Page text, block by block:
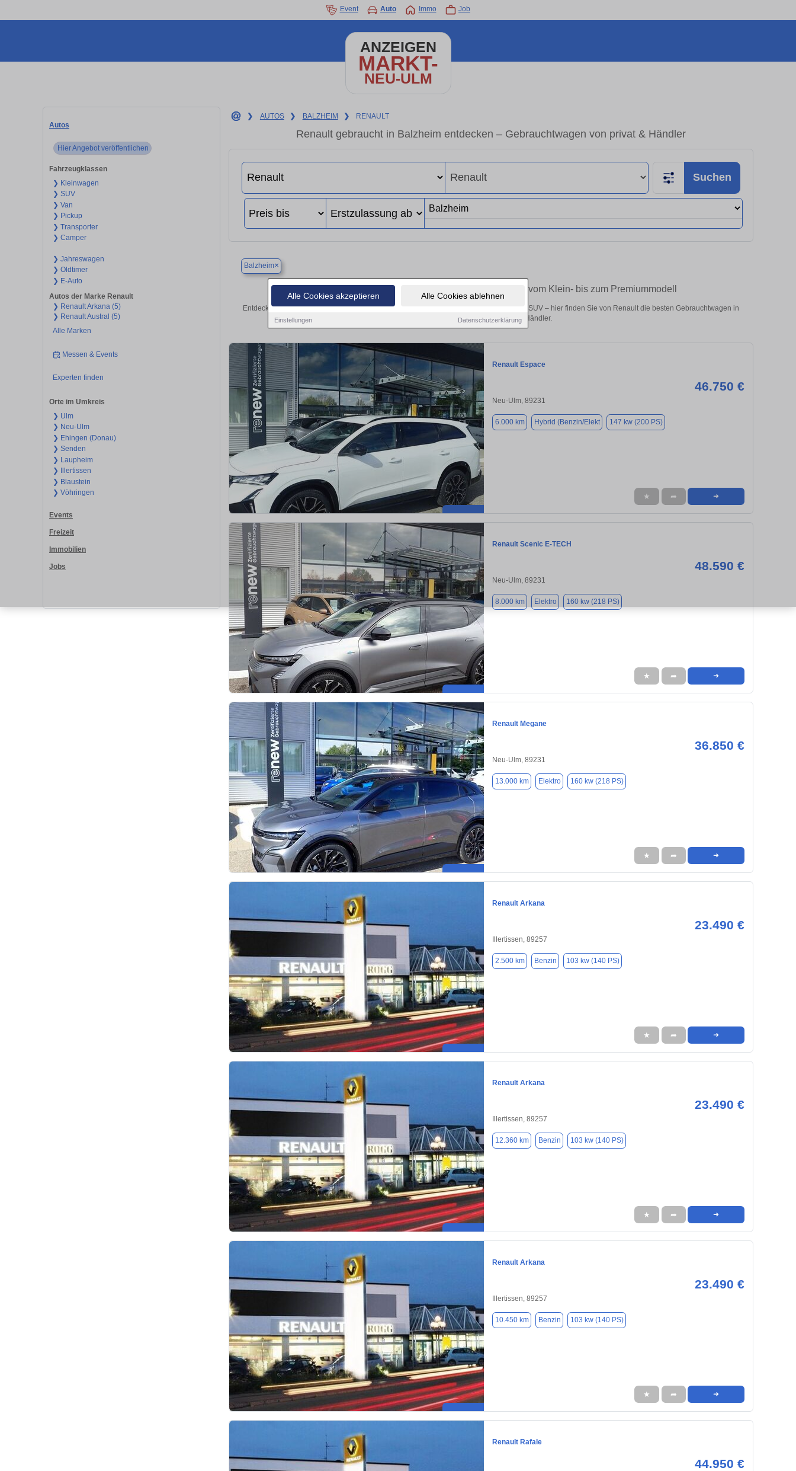
Alle Cookies akzeptieren Alle Cookies ablehnen
Einstellungen Datenschutzerklärung
Event Auto Immo Job
ANZEIGEN
MARKT-
NEU-ULM
Autos
Hier Angebot veröffentlichen
Fahrzeugklassen
❯ Kleinwagen
❯ SUV
❯ Van
❯ Pickup
❯ Transporter
❯ Camper
❯ Jahreswagen
❯ Oldtimer
❯ E-Auto
Autos der Marke Renault
❯ Renault Arkana (5)
❯ Renault Austral (5)
Alle Marken
Messen & Events
Experten finden
Orte im Umkreis
❯ Ulm
❯ Neu-Ulm
❯ Ehingen (Donau)
❯ Senden
❯ Laupheim
❯ Illertissen
❯ Blaustein
❯ Vöhringen
Events
Freizeit
Immobilien
Jobs
❯ AUTOS ❯ BALZHEIM ❯ RENAULT
Renault gebraucht in Balzheim entdecken – Gebrauchtwagen von privat & Händler
Suchen
Balzheim×
Finden Sie in Balzheim Ihren gebrauchten Renault – vom Klein- bis zum Premiummodell
Entdecken Sie in Balzheim gebrauchte Renault Fahrzeuge. Von Kleinwagen bis hin zum SUV – hier finden Sie von Renault die besten Gebrauchtwagen in
Balzheim von privat und vom Händler.
Renault Espace
46.750 €
Neu-Ulm, 89231
6.000 km Hybrid (Benzin/Elekt 147 kw (200 PS)
★ ➦ ➜
Renault Scenic E-TECH
48.590 €
Neu-Ulm, 89231
8.000 km Elektro 160 kw (218 PS)
★ ➦ ➜
Renault Megane
36.850 €
Neu-Ulm, 89231
13.000 km Elektro 160 kw (218 PS)
★ ➦ ➜
Renault Arkana
23.490 €
Illertissen, 89257
2.500 km Benzin 103 kw (140 PS)
★ ➦ ➜
Renault Arkana
23.490 €
Illertissen, 89257
12.360 km Benzin 103 kw (140 PS)
★ ➦ ➜
Renault Arkana
23.490 €
Illertissen, 89257
10.450 km Benzin 103 kw (140 PS)
★ ➦ ➜
Renault Rafale
44.950 €